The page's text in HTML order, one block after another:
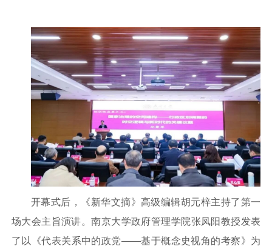
开幕式后，《新华文摘》高级编辑胡元梓主持了第一
场大会主旨演讲。南京大学政府管理学院张凤阳教授发表
了以《代表关系中的政党——基于概念史视角的考察》为